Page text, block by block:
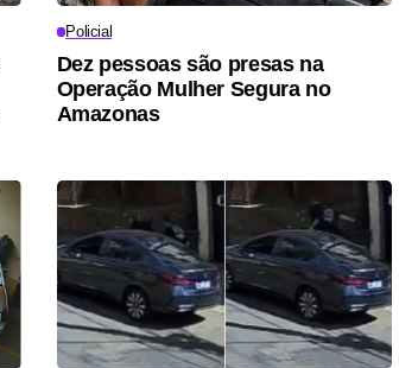
Policial
Dez pessoas são presas na
Operação Mulher Segura no
Amazonas